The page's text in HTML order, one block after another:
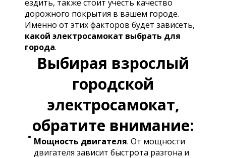
ездить, также стоит учесть качество
дорожного покрытия в вашем городе.
Именно от этих факторов будет зависеть,
какой электросамокат выбрать для
города.
Выбирая взрослый
городской
электросамокат,
обратите внимание:
Мощность двигателя. От мощности
двигателя зависит быстрота разгона и